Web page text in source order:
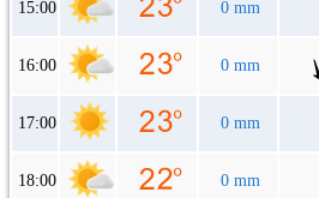
15:00 0 mm
16:00 0 mm
17:00 0 mm
18:00 0 mm